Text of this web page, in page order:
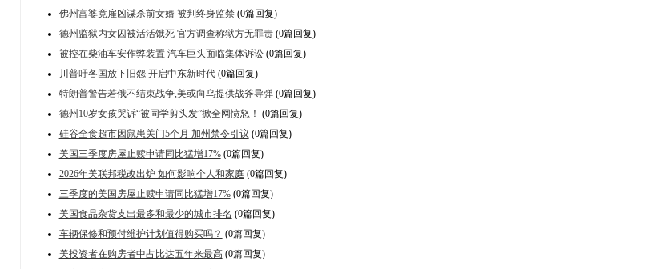
佛州富婆竟雇凶谋杀前女婿 被判终身监禁(0篇回复)
德州监狱内女囚被活活饿死 官方调查称狱方无罪责(0篇回复)
被控在柴油车安作弊装置 汽车巨头面临集体诉讼(0篇回复)
川普吁各国放下旧怨 开启中东新时代(0篇回复)
特朗普警告若俄不结束战争,美或向乌提供战斧导弹(0篇回复)
德州10岁女孩哭诉“被同学剪头发”掀全网愤怒！ (0篇回复)
硅谷全食超市因鼠患关门5个月 加州禁令引议 (0篇回复)
美国三季度房屋止赎申请同比猛增17%(0篇回复)
2026年美联邦税改出炉 如何影响个人和家庭 (0篇回复)
三季度的美国房屋止赎申请同比猛增17%(0篇回复)
美国食品杂货支出最多和最少的城市排名 (0篇回复)
车辆保修和预付维护计划值得购买吗？ (0篇回复)
美投资者在购房者中占比达五年来最高(0篇回复)